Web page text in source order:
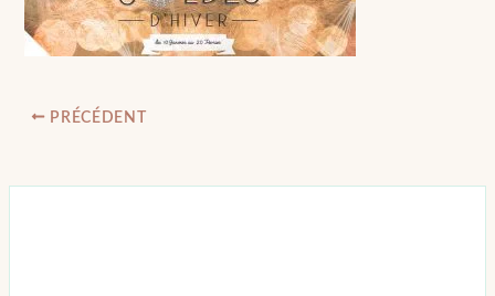
PRÉCÉDENT